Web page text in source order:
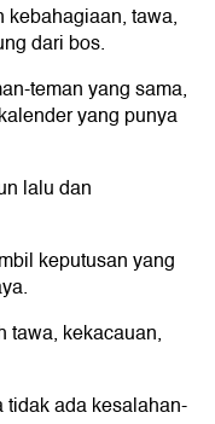
tawa,
dari bos.
teman yang sama,
yang punya
lalu dan
keputusan yang
tawa, kekacauan,
ada kesalahan-